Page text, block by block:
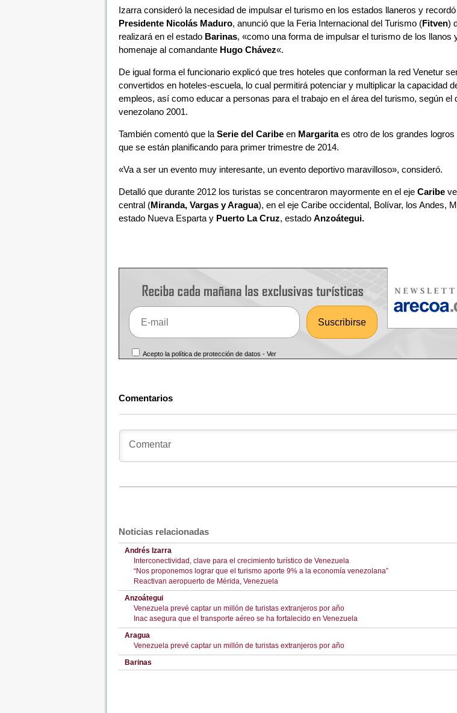
Izarra consideró la necesidad de impulsar el turismo en los estados llaneros y
Presidente Nicolás Maduro, anunció que la Feria Internacional del Turismo (Fitven)
realizará en el estado Barinas, «como una forma de impulsar el turismo de los llanos
homenaje al comandante Hugo Chávez«.
De igual forma el funcionario explicó que tres hoteles que conforman la red Venetur
convertidos en hoteles-escuela, lo cual permitirá potenciar y multiplicar la capacidad
empleos, así como educar a personas para el trabajo en el área del turismo, según el
venezolano 2001.
También comentó que la Serie del Caribe en Margaritaes otro de los grandes logros
que se están planificando para primer trimestre de 2014.
«Va a ser un evento muy interesante, un evento deportivo maravilloso», consideró.
Detalló que durante 2012 los turistas se concentraron mayormente en el eje Caribe
central (Miranda, Vargas y Aragua), en el eje Caribe occidental, Bolívar, los Andes,
estado Nueva Esparta y Puerto La Cruz, estado Anzoátegui.
Acepto la política de protección de datos -Ver
Comentarios
Noticias relacionadas
Andrés Izarra
Interconectividad, clave para el crecimiento turístico de Venezuela
“Nos proponemos lograr que el turismo aporte 9% a la economía venezolana”
Reactivan aeropuerto de Mérida, Venezuela
Anzoátegui
Venezuela prevé captar un millón de turistas extranjeros por año
Inac asegura que el transporte aéreo se ha fortalecido en Venezuela
Aragua
Venezuela prevé captar un millón de turistas extranjeros por año
Barinas